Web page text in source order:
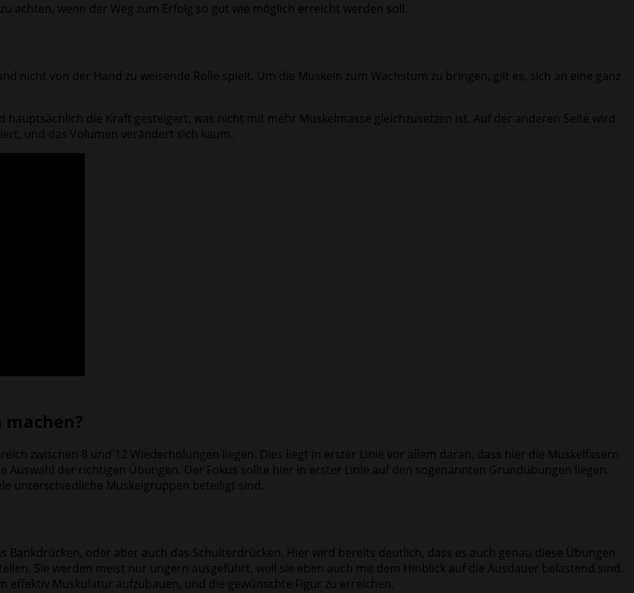
achten, wenn der Weg zum Erfolg so gut wie möglich erreicht werden soll.
nicht von der Hand zu weisende Rolle spielt. Um die Muskeln zum Wachstum zu bringen, gilt es, sich an eine ganz
die Kraft gesteigert, was nicht mit mehr Muskelmasse gleichzusetzen ist. Auf der anderen Seite wird
und das Volumen verändert sich kaum.
zwischen 8 und 12 Wiederholungen liegen. Dies liegt in erster Linie vor allem daran, dass hier die Muskelfasern
Auswahl der richtigen Übungen. Der Fokus sollte hier in erster Linie auf den sogenannten Grundübungen liegen.
unterschiedliche Muskelgruppen beteiligt sind.
Bankdrücken, oder aber auch das Schulterdrücken. Hier wird bereits deutlich, dass es auch genau diese Übungen
Sie werden meist nur ungern ausgeführt, weil sie eben auch mit dem Hinblick auf die Ausdauer belastend sind.
effektiv Muskulatur aufzubauen, und die gewünschte Figur zu erreichen.